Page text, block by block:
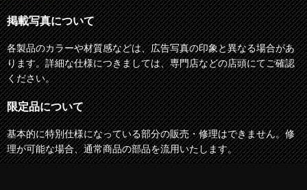
掲載写真について
各製品のカラーや材質感などは、広告写真の印象と異なる場合があ
ります。詳細な仕様につきましては、専門店などの店頭にてご確認
ください。
限定品について
基本的に特別仕様になっている部分の販売・修理はできません。修
理が可能な場合、通常商品の部品を流用いたします。